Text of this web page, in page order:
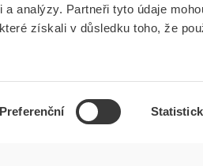
a analýzy. Partneři tyto údaje
získali v důsledku toho, že
Preferenční